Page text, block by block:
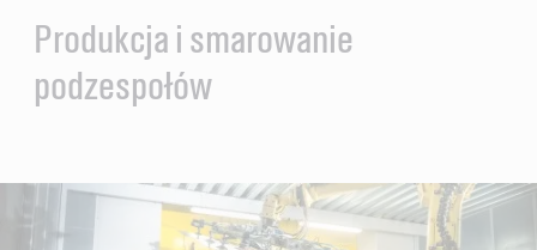
Produkcja i smarowanie
podzespołów